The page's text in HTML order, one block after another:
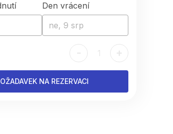
Den vrácení
ne, 9 srp
- 1 +
NA REZERVACI